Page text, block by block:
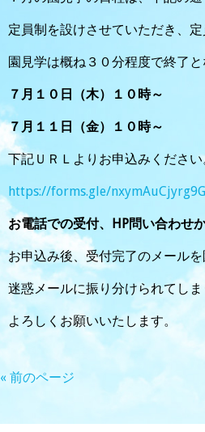
定員制を設けさせていただき、
園見学は概ね３０分程度で終了と
７月１０日（木）１０時～
７月１１日（金）１０時～
下記ＵＲＬよりお申込みください
https://forms.gle/
お電話での受付、HP問い合わせ
お申込み後、受付完了のメール
迷惑メールに振り分けられてし
よろしくお願いいたします。
« 前のページ